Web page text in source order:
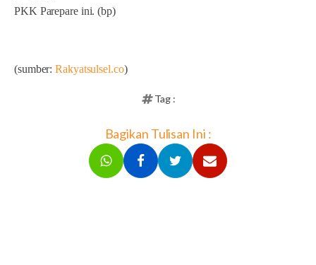
PKK Parepare ini. (bp)
(sumber:Rakyatsulsel.co)
Tag :
Bagikan Tulisan Ini :